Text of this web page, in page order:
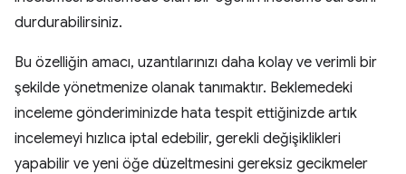
durdurabilirsiniz.
Bu özelliğin amacı, uzantılarınızı daha kolay ve verimli bir
şekilde yönetmenize olanak tanımaktır. Beklemedeki
inceleme gönderiminizde hata tespit ettiğinizde artık
incelemeyi hızlıca iptal edebilir, gerekli değişiklikleri
yapabilir ve yeni öğe düzeltmesini gereksiz gecikmeler